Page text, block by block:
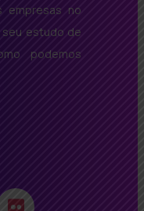
empresas no
seu estudo de
podemos